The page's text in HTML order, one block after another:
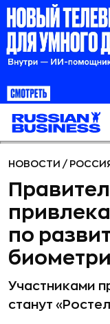
НОВОСТИ /
по
Участниками
станут